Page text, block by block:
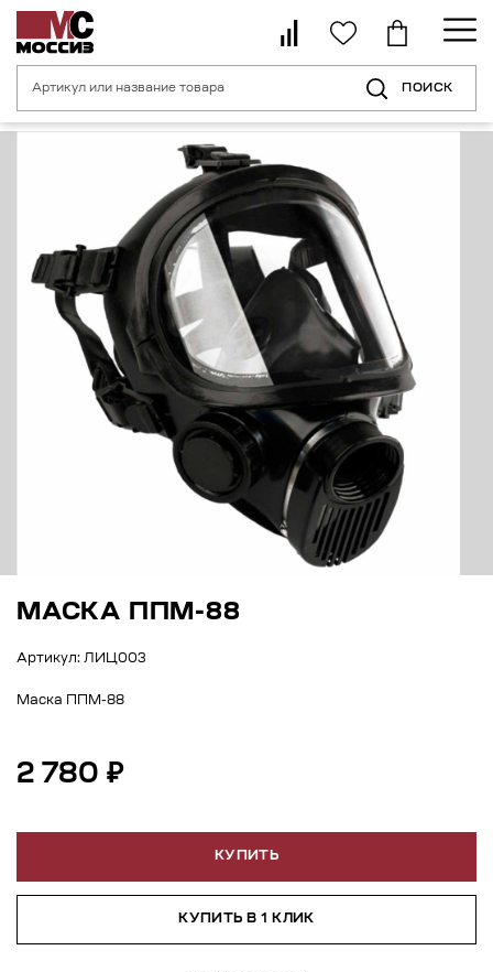
ПОИСК
Главная страница Средства индивидуальной защиты
МАСКА ППМ-88
Артикул: ЛИЦ003
Маска ППМ-88
2 780 ₽
КУПИТЬ
КУПИТЬ В 1 КЛИК